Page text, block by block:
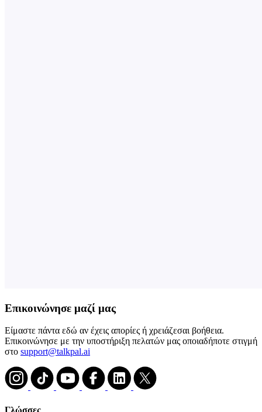
Επικοινώνησε μαζί μας
Είμαστε πάντα εδώ αν έχεις απορίες ή χρειάζεσαι βοήθεια.
Επικοινώνησε με την υποστήριξη πελατών μας οποιαδήποτε στιγμή
στο support@talkpal.ai
Γλώσσες